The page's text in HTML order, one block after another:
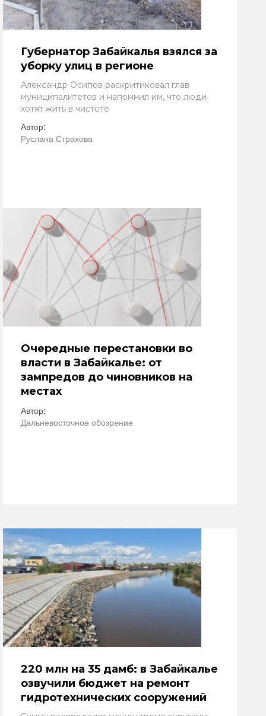
Губернатор Забайкалья взялся за
уборку улиц в регионе
Александр Осипов раскритиковал глав
муниципалитетов и напомнил им, что люди
хотят жить в чистоте
Автор:
Руслана Страхова
Очередные перестановки во
власти в Забайкалье: от
зампредов до чиновников на
местах
Автор:
Дальневосточное обозрение
220 млн на 35 дамб: в Забайкалье
озвучили бюджет на ремонт
гидротехнических сооружений